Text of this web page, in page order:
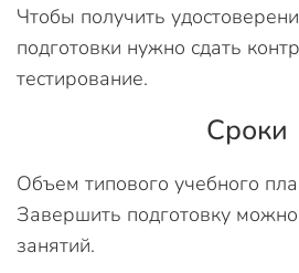
Чтобы получить
подготовки нужно сдать
тестирование.
Сроки
Объем типового учебного
Завершить подготовку
занятий.